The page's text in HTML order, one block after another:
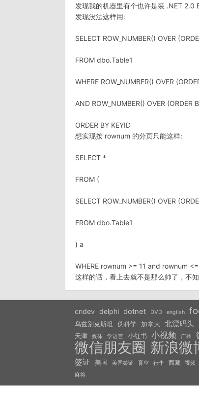
发现我的机器里有个也许是装 .NET 2.0
发现没法这样用:
SELECT ROW_NUMBER() OVER
FROM dbo.Table1
WHERE ROW_NUMBER() OVER
AND ROW_NUMBER() OVER (ORDER
ORDER BY KEYID
想实现按 rownum 的分页只能这样:
SELECT *
FROM (
SELECT ROW_NUMBER() OVER
FROM dbo.Table1
) a
WHERE rownum >= 11 and rownum
这样的话，看上去就不是那么帅了，不
cndev delphi dotnet DVD english
乌兹别克斯坦 伪科学 加拿大 北漂码头
天津 媒体 学语言 小红书 小视频 广州
微信朋友圈 新浪微
签证 美国 美国签证 育空 行李 西藏 视频
麻将